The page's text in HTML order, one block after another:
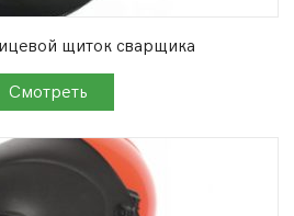
щиток сварщика